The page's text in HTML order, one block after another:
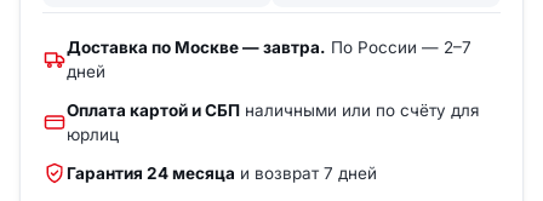
Доставка по Москве — завтра. По России — 2–7
дней
Оплата картой и СБП наличными или по счёту для
юрлиц
Гарантия 24 месяца и возврат 7 дней